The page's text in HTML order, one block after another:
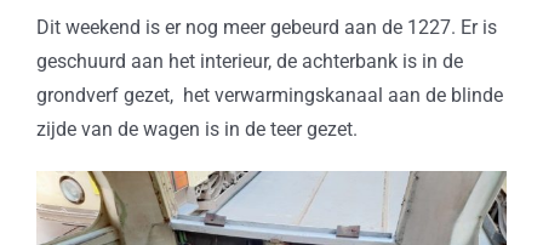
Dit weekend is er nog meer gebeurd aan de 1227. Er is
geschuurd aan het interieur, de achterbank is in de
grondverf gezet, het verwarmingskanaal aan de blinde
zijde van de wagen is in de teer gezet.